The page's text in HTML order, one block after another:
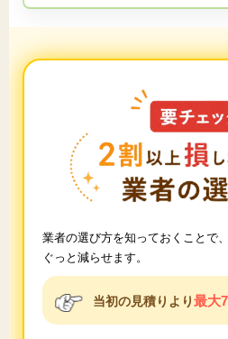
業者の選び方を知っておくことで
ぐっと減らせます。
当初の見積りより最大